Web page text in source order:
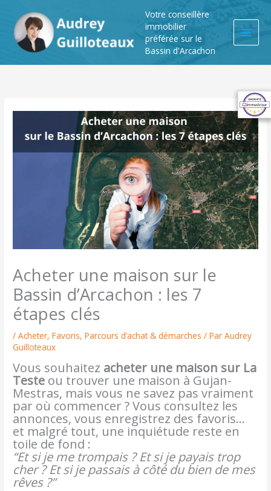
contenu
Votre conseillère
immobilier
préférée sur le
Bassin d'Arcachon
Acheter une maison sur le
Bassin d’Arcachon : les 7
étapes clés
/Acheter,Favoris,Parcours d’achat & démarches / ParAudrey
Guilloteaux
Vous souhaitez acheter une maison sur La
Teste ou trouver une maison à Gujan-
Mestras, mais vous ne savez pas vraiment
par où commencer ? Vous consultez les
annonces, vous enregistrez des favoris…
et malgré tout, une inquiétude reste en
toile de fond :
“Et si je me trompais ? Et si je payais trop
cher ? Et si je passais à côté du bien de mes
rêves ?”